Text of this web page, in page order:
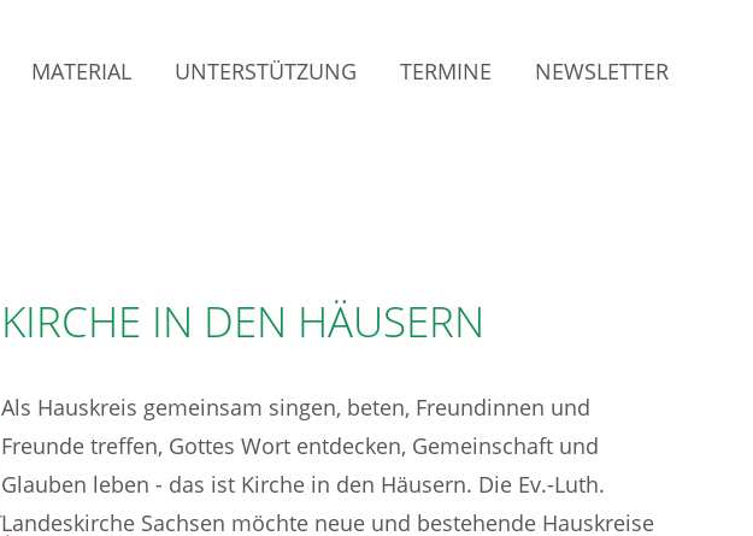
MATERIAL UNTERSTÜTZUNG TERMINE NEWSLETTER
KIRCHE IN DEN HÄUSERN
Als Hauskreis gemeinsam singen, beten, Freundinnen und
Freunde treffen, Gottes Wort entdecken, Gemeinschaft und
Glauben leben - das ist Kirche in den Häusern. Die Ev.-Luth.
Landeskirche Sachsen möchte neue und bestehende Hauskreise